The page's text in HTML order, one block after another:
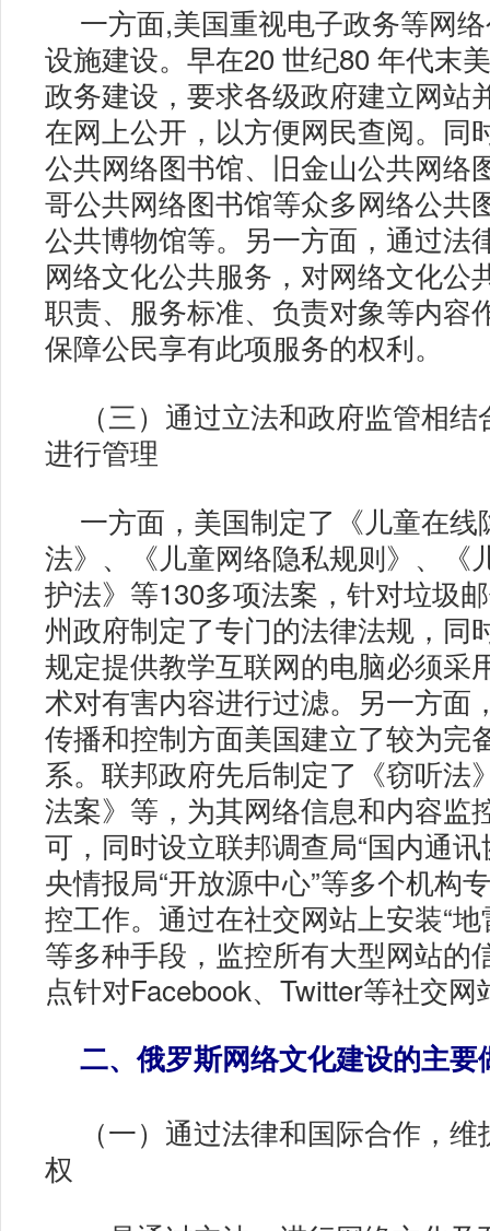
一方面,美国重视电子政务等网
设施建设。早在20 世纪80 年代末
政务建设，要求各级政府建立网站
在网上公开，以方便网民查阅。同
公共网络图书馆、旧金山公共网络
哥公共网络图书馆等众多网络公共
公共博物馆等。另一方面，通过法
网络文化公共服务，对网络文化公
职责、服务标准、负责对象等内容
保障公民享有此项服务的权利。
（三）通过立法和政府监管相
进行管理
一方面，美国制定了《儿童在线
法》、《儿童网络隐私规则》、《
护法》等130多项法案，针对垃圾
州政府制定了专门的法律法规，同
规定提供教学互联网的电脑必须采
术对有害内容进行过滤。另一方面
传播和控制方面美国建立了较为完
系。联邦政府先后制定了《窃听法
法案》等，为其网络信息和内容监
可，同时设立联邦调查局“国内通
央情报局“开放源中心”等多个机构
控工作。通过在社交网站上安装“
等多种手段，监控所有大型网站的
点针对Facebook、Twitter等社交网
二、俄罗斯网络文化建设的主要
（一）通过法律和国际合作，
权